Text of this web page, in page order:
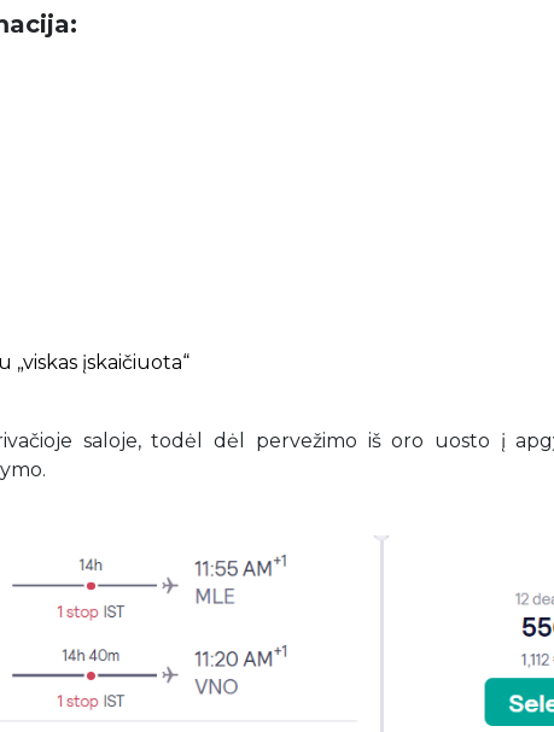
„viskas įskaičiuota“
saloje, todėl dėl pervežimo iš oro uosto į